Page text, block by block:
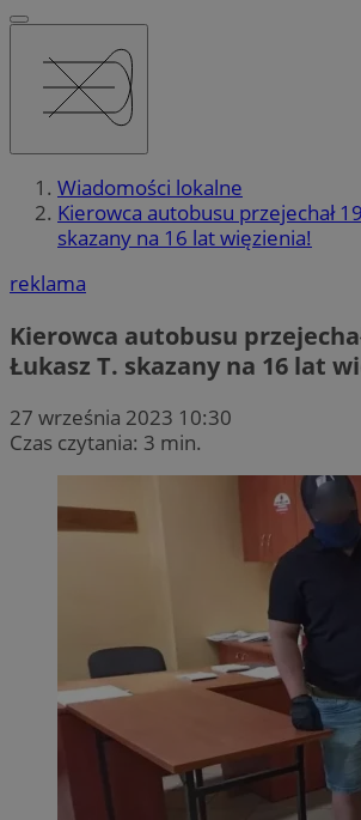
Wiadomości lokalne
Kierowca autobusu przejechał
skazany na 16 lat więzienia!
reklama
Kierowca autobusu
Łukasz T. skazany na 16 lat
27 września 2023 10:30
Czas czytania: 3 min.